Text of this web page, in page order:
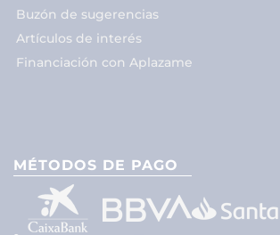
Buzón de sugerencias
Artículos de interés
Financiación con Aplazame
MÉTODOS DE PAGO